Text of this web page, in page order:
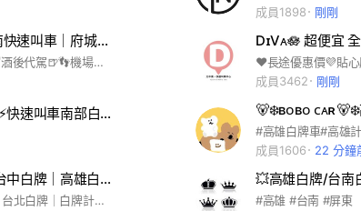
成員1898
剛剛
♡ 台南白牌 ♡ 台南快速叫車｜府城白牌｜高雄白牌｜南部白牌｜全台白牌｜共乘
即時叫車🚘預約叫車🚖酒後代駕🍺👣機場接送✈️高鐵接送🚄寵物美容接送🐶🐱 ❤️歡迎提前預約❤️ ⭐️台南/高雄24H 皆有司機服務⭐️ ⚠️市區叫車保證不用久等⚠️ #台南#大台南#府城#台南白牌#高雄白牌#台中白牌#桃園白牌#台北白牌#各縣市白牌#叫車#代駕#跑腿#代購#機場接送#高鐵接送
成員3462
剛剛
高雄屏東墾丁⚡️ 𝒀𝒁 ⚡️快速叫車南部白牌大車隊UBER/叫車/搭車/代駕/跑腿/計程車多元化服務平台 🐻‍❄️ʙᴏʙᴏ
成員1606
22 分鐘
超便宜自動派車｜台中白牌｜高雄白牌｜北基桃白牌｜北中南超便宜白牌計程車｜多元化計程車｜台北桃園計程車
台中白牌｜高雄白牌｜台北白牌｜白牌計程車｜高屏台中叫車｜北中南搭車｜多元化｜高雄墾丁計程車｜高雄東港｜包車旅遊｜計程車｜ Uber ｜高雄白牌計程車｜台中白牌計程車｜電話叫車｜酒後代駕｜市區叫車｜ Line計程車｜台北白牌計程車｜桃園白牌計程車｜ Line 計程車｜台灣計程車｜台中代駕｜高雄代駕｜多元化計程車｜高雄計程車｜屏東計程車｜台南計程車｜嘉義計程車｜台中計程車｜新竹計程車｜台中租車｜高雄租車｜租車自駕｜平價租車｜資金需求｜小額貸款｜汽車貸款｜機車貸款｜商品貸款｜勞保貸款｜個人信用貸款｜企業貸款｜創業貸款｜房屋土地一二三胎｜民間轉銀行｜手機貸款
💥高雄白牌/台南
#高雄 #台南 #屏東